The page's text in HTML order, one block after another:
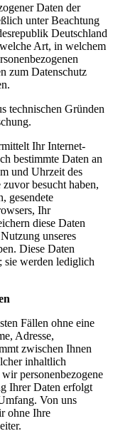
Daten der
unter Beachtung
Deutschland
Art, in welchem
zum Datenschutz
technischen Gründen
Ihr Internet-
bestimmte Daten an
und Uhrzeit des
besucht haben,
gesendete
Ihr
diese Daten
unseres
Diese Daten
sie werden lediglich
Fällen ohne eine
Adresse,
zwischen Ihnen
inhaltlich
personenbezogene
Ihrer Daten erfolgt
Von uns
ohne Ihre